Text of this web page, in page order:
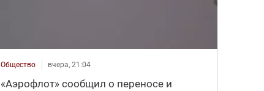
Общество вчера, 21:04
«Аэрофлот» сообщил о переносе и